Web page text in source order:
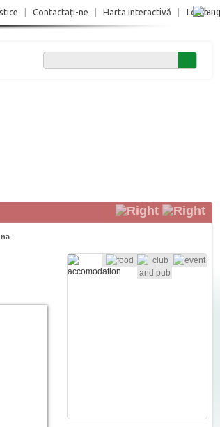
Login
Contactaţi-ne Harta interactivă